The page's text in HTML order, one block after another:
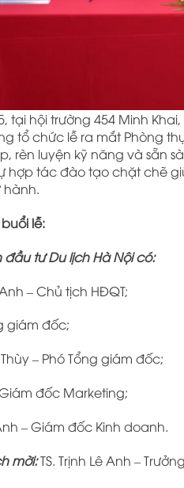
tại hội trường 454 Minh
tổ chức lễ ra mắt Phòng
rèn luyện kỹ năng và sẵn
hợp tác đào tạo chặt chẽ
hành.
lễ:
tư Du lịch Hà Nội có:
– Chủ tịch HĐQT;
giám đốc;
– Phó Tổng giám đốc;
đốc Marketing;
– Giám đốc Kinh doanh.
mời:TS. Trịnh Lê Anh –